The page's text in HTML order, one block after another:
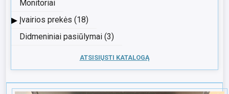
Monitoriai
▸ Įvairios prekės (18)
Didmeniniai pasiūlymai (3)
ATSISIŲSTI KATALOGĄ